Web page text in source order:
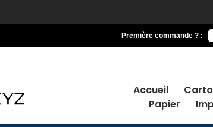
Première commande ? :
Accueil
Papier